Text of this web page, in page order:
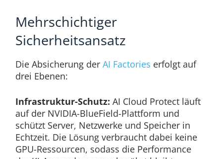
Mehrschichtiger
Sicherheitsansatz
Die Absicherung der AI Factories erfolgt auf
drei Ebenen:
Infrastruktur-Schutz: AI Cloud Protect läuft
auf der NVIDIA-BlueField-Plattform und
schützt Server, Netzwerke und Speicher in
Echtzeit. Die Lösung verbraucht dabei keine
GPU-Ressourcen, sodass die Performance